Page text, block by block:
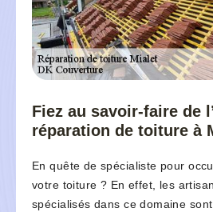
Fiez au savoir-faire de
réparation de toiture à
En quête de spécialiste pour
votre toiture ? En effet, les
spécialisés dans ce domaine